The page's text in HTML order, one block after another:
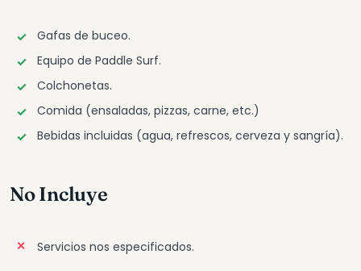
Gafas de buceo.
Equipo de Paddle Surf.
Colchonetas.
Comida (ensaladas, pizzas, carne, etc.)
Bebidas incluidas (agua, refrescos, cerveza y sangría).
No Incluye
Servicios nos especificados.